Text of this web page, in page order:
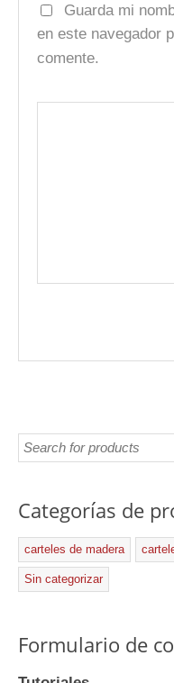
Guarda mi
en este navegador
comente.
Categorías de
carteles de madera
Sin categorizar
Formulario de